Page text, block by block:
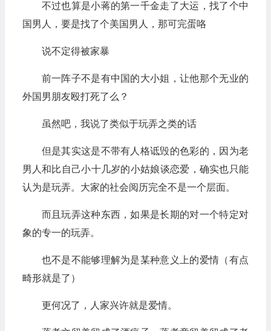
不过也算是小蒋的第一千金走了大运，找了个中
国男人，要是找了个美国男人，那可完蛋咯
说不定得被家暴
前一阵子不是有中国的大小姐，让他那个无业的
外国男朋友殴打死了么？
虽然吧，我说了类似于玩弄之类的话
但是其实这是不带有人格诋毁的色彩的，因为老
男人和比自己小十几岁的小姑娘谈恋爱，确实也只能
认为是玩弄。大家的社会阅历完全不是一个层面。
而且玩弄这种东西，如果是长期的对一个特定对
象的专一的玩弄。
也不是不能够理解为是某种意义上的爱情（有点
畸形就是了）
更何况了，人家兴许就是爱情。